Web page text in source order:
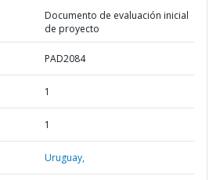
Documento de evaluación inicial
de proyecto
PAD2084
1
1
Uruguay,